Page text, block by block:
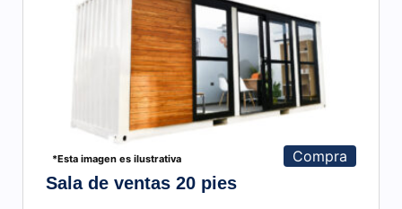
*Esta imagen es ilustrativa Compra
Sala de ventas 20 pies